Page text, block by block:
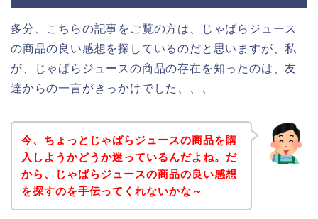
多分、こちらの記事をご覧の方は、じゃばらジュース
の商品の良い感想を探しているのだと思いますが、私
が、じゃばらジュースの商品の存在を知ったのは、友
達からの一言がきっかけでした、、、
今、ちょっとじゃばらジュースの商品を購
入しようかどうか迷っているんだよね。だ
から、じゃばらジュースの商品の良い感想
を探すのを手伝ってくれないかな～